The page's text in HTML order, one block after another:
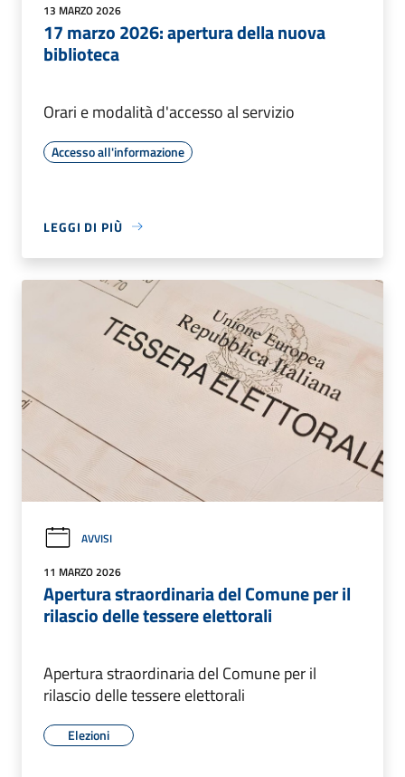
13 MARZO 2026
17 marzo 2026: apertura della nuova
biblioteca
Orari e modalità d'accesso al servizio
Accesso all'informazione
LEGGI DI PIÙ
AVVISI
11 MARZO 2026
Apertura straordinaria del Comune per il
rilascio delle tessere elettorali
Apertura straordinaria del Comune per il
rilascio delle tessere elettorali
Elezioni